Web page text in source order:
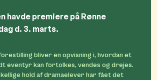
havde premiere på Rønne
d. 3. marts.
bliver en opvisning i, hvordan et
eventyr kan fortolkes, vendes og drejes.
hold af dramaelever har fået det